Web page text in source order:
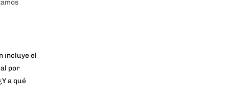
incluye el
por
a qué